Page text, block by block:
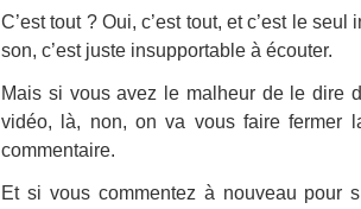
C’est tout ? Oui, c’est tout, et c’est le
son, c’est juste insupportable à écouter.
Mais si vous avez le malheur de le dire
vidéo, là, non, on va vous faire fermer
commentaire.
Et si vous commentez à nouveau pour